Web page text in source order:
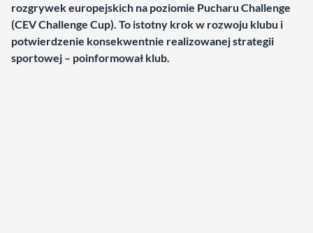
rozgrywek europejskich na poziomie Pucharu Challenge
(CEV Challenge Cup). To istotny krok w rozwoju klubu i
potwierdzenie konsekwentnie realizowanej strategii
sportowej – poinformował klub.